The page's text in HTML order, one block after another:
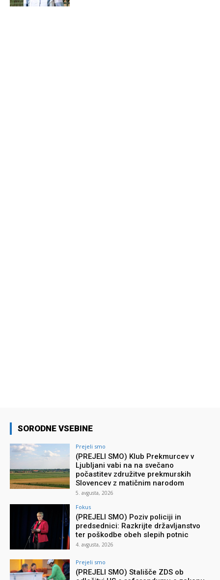
SORODNE VSEBINE
Prejeli smo
(PREJELI SMO) Klub Prekmurcev v
Ljubljani vabi na na svečano
počastitev združitve prekmurskih
Slovencev z matičnim narodom
5. avgusta, 2026
Fokus
(PREJELI SMO) Poziv policiji in
predsednici: Razkrijte državljanstvo
ter poškodbe obeh slepih potnic
4. avgusta, 2026
Prejeli smo
(PREJELI SMO) Stališče ZDS ob